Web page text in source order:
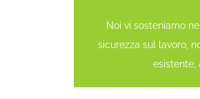
Noi vi sosteniamo
sicurezza sul lavoro,
esistente,